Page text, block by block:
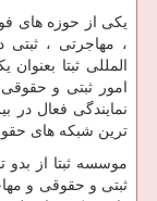
یکی از حوزه های
، مهاجرتی ،
المللی ثبتا
ترین شبکه های
ثبتی و حقوقی و